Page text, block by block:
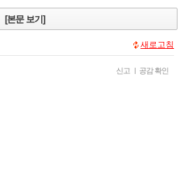
[본문 보기]
새로고침
신고 | 공감 확인